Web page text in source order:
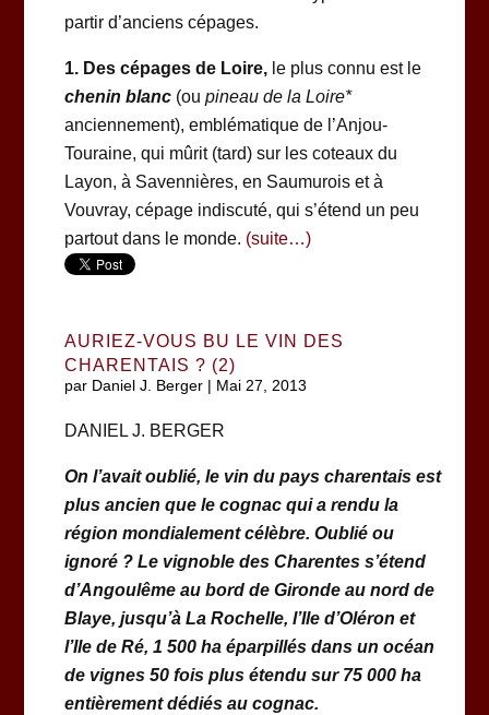
partir d’anciens cépages.
1. Des cépages de Loire,le plus connu est le
chenin blanc(ou pineau de la Loire*
anciennement), emblématique de l’Anjou-
Touraine, qui mûrit (tard) sur les coteaux du
Layon, à Savennières, en Saumurois et à
Vouvray, cépage indiscuté, qui s’étend un peu
partout dans le monde. (suite…)
AURIEZ-VOUS BU LE VIN DES
CHARENTAIS ? (2)
par Daniel J. Berger| Mai 27, 2013
DANIEL J. BERGER
On l’avait oublié, le vin du pays charentais est
plus ancien que le cognac qui a rendu la
région mondialement célèbre. Oublié ou
ignoré ? Le vignoble des Charentes s’étend
d’Angoulême au bord de Gironde au nord de
Blaye, jusqu’à La Rochelle, l’Ile d’Oléron et
l’Ile de Ré, 1 500 ha éparpillés dans un océan
de vignes 50 fois plus étendu sur 75 000 ha
entièrement dédiés au cognac.